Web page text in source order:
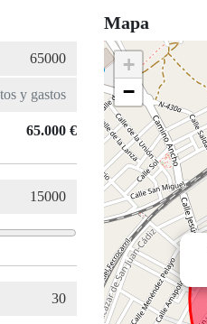
65.000 €
Mapa
+
−